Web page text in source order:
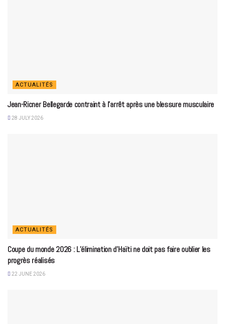
ACTUALITÉS
Jean-Ricner Bellegarde contraint à l’arrêt après une blessure musculaire
28 JULY 2026
ACTUALITÉS
Coupe du monde 2026 : L’élimination d’Haïti ne doit pas faire oublier les
progrès réalisés
22 JUNE 2026